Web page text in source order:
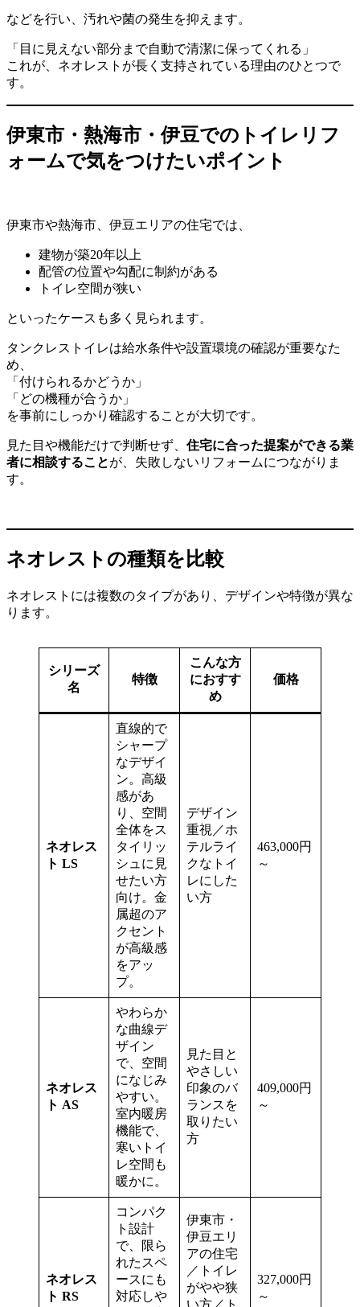
などを行い、汚れや菌の発生を抑えます。
「目に見えない部分まで自動で清潔に保ってくれる」
これが、ネオレストが長く支持されている理由のひとつで
す。
伊東市・熱海市・伊豆でのトイレリフ
ォームで気をつけたいポイント
伊東市や熱海市、伊豆エリアの住宅では、
建物が築20年以上
配管の位置や勾配に制約がある
トイレ空間が狭い
といったケースも多く見られます。
タンクレストイレは給水条件や設置環境の確認が重要なた
め、
「付けられるかどうか」
「どの機種が合うか」
を事前にしっかり確認することが大切です。
見た目や機能だけで判断せず、 住宅に合った提案ができる業
者に相談することが、失敗しないリフォームにつながりま
す。
ネオレストの種類を比較
ネオレストには複数のタイプがあり、デザインや特徴が異な
ります。
シリーズ
名
特徴
こんな方
におすす
め
価格
ネオレス
ト LS
直線的で
シャープ
なデザイ
ン。高級
感があ
り、空間
全体をス
タイリッ
シュに見
せたい方
向け。金
属超のア
クセント
が高級感
をアッ
プ。
デザイン
重視／ホ
テルライ
クなトイ
レにした
い方
463,000円
～
ネオレス
ト AS
やわらか
な曲線デ
ザイン
で、空間
になじみ
やすい。
室内暖房
機能で、
寒いトイ
レ空間も
暖かに。
見た目と
やさしい
印象のバ
ランスを
取りたい
方
409,000円
～
ネオレス
ト RS
コンパク
ト設計
で、限ら
れたスペ
ースにも
対応しや
伊東市・
伊豆エリ
アの住宅
／トイレ
がやや狭
い方／ト
327,000円
～